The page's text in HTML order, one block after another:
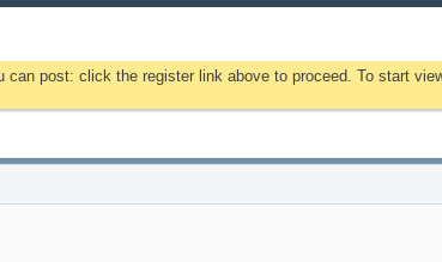
can post: click the register link above to proceed. To start